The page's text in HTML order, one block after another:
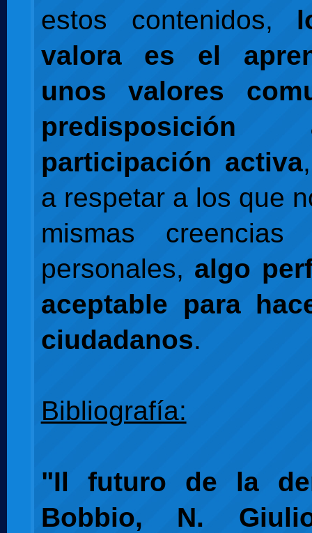
estos contenidos,
valora es el
unos valores
participación activa
a respetar a los que
mismas
personales, algo
aceptable para
ciudadanos.
Bibliografía:
"Il futuro de la
Bobbio, N.